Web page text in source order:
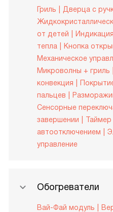
Гриль
Дверца с
от детей
тепла
Кнопка
Механическое
Микроволны + гриль
конвекция
пальцев
Сенсорные
завершении
Таймер
автоотключением
управление
Обогреватели
Вай-Фай модуль